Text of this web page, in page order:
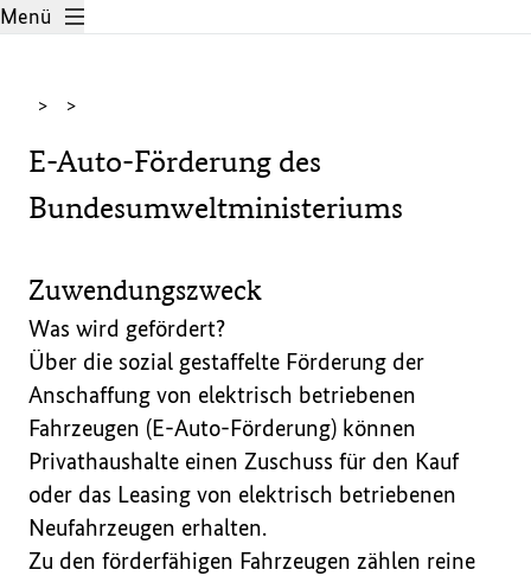
Zum Hauptinhalt
Menü
> >
E-Auto-Förderung des
Bundesumweltministeriums
Zuwendungszweck
Was wird gefördert?
Über die sozial gestaffelte Förderung der
Anschaffung von elektrisch betriebenen
Fahrzeugen (E-Auto-Förderung) können
Privathaushalte einen Zuschuss für den Kauf
oder das Leasing von elektrisch betriebenen
Neufahrzeugen erhalten.
Zu den förderfähigen Fahrzeugen zählen reine